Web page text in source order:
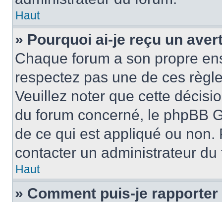
Haut
» Pourquoi ai-je reçu un
Chaque forum a son propre
respectez pas une de ces
Veuillez noter que cette
du forum concerné, le phpBB
de ce qui est appliqué ou non.
contacter un administrateur du
Haut
» Comment puis-je